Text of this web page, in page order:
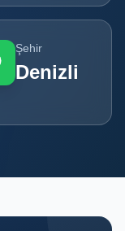
Şehir
Denizli